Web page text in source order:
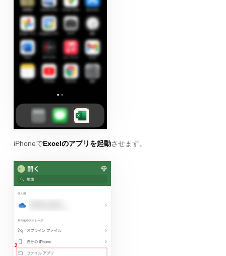
iPhoneでExcelのアプリを起動させます。